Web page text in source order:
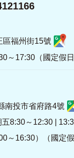
區福州街15號
～17:30（國定假日
南投市省府路4號
8:30～12:30 |
～16:30）（國定假